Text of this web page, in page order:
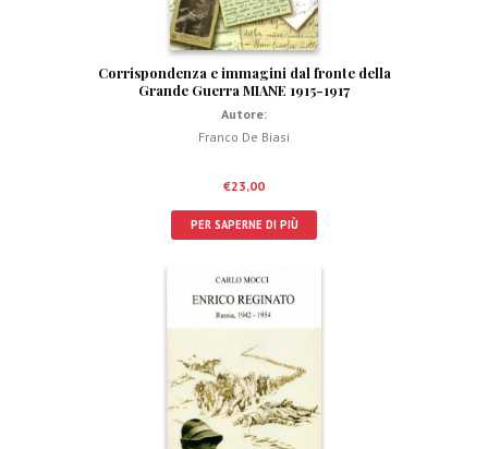
Corrispondenza e immagini dal fronte della
Grande Guerra MIANE 1915-1917
Autore:
Franco De Biasi
€23,00
PER SAPERNE DI PIÙ